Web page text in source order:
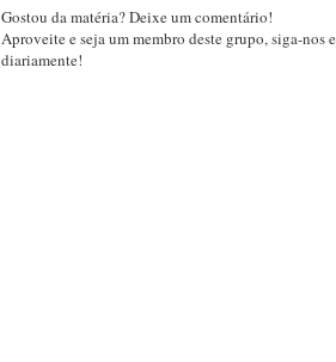
Gostou da matéria? Deixe um comentário!
Aproveite e seja um membro deste grupo, siga-nos
diariamente!